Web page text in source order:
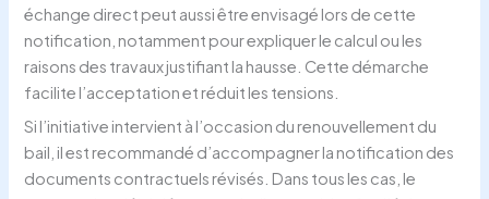
échange direct peut aussi être envisagé lors de cette
notification, notamment pour expliquer le calcul ou les
raisons des travaux justifiant la hausse. Cette démarche
facilite l’acceptation et réduit les tensions.
Si l’initiative intervient à l’occasion du renouvellement du
bail, il est recommandé d’accompagner la notification des
documents contractuels révisés. Dans tous les cas, le